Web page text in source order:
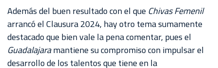
REBAÑO
CHIVAS
TIENDA
CHIVAS
Además del buen resultado con el que Chivas Femenil
arrancó el Clausura 2024, hay otro tema sumamente
destacado que bien vale la pena comentar, pues el
Guadalajaramantiene su compromiso con impulsar el
desarrollo de los talentos que tiene en la